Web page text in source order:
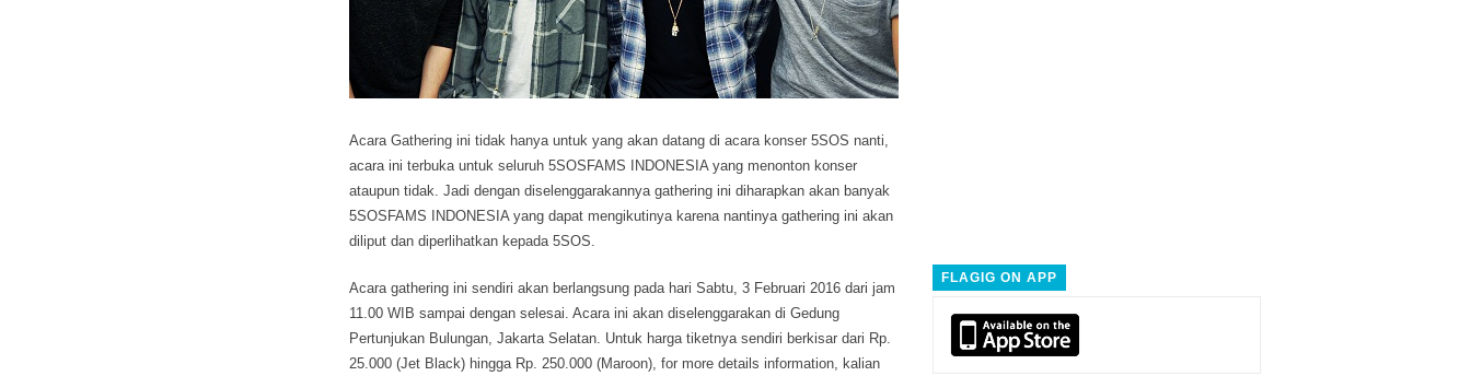
Acara Gathering ini tidak hanya untuk yang akan datang di acara konser 5SOS nanti,
acara ini terbuka untuk seluruh 5SOSFAMS INDONESIA yang menonton konser
ataupun tidak. Jadi dengan diselenggarakannya gathering ini diharapkan akan banyak
5SOSFAMS INDONESIA yang dapat mengikutinya karena nantinya gathering ini akan
diliput dan diperlihatkan kepada 5SOS.
Acara gathering ini sendiri akan berlangsung pada hari Sabtu, 3 Februari 2016 dari jam
11.00 WIB sampai dengan selesai. Acara ini akan diselenggarakan di Gedung
Pertunjukan Bulungan, Jakarta Selatan. Untuk harga tiketnya sendiri berkisar dari Rp.
25.000 (Jet Black) hingga Rp. 250.000 (Maroon), for more details information, kalian
FLAGIG ON APP